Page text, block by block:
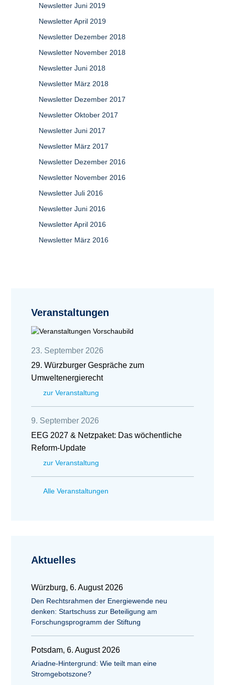
Newsletter Juni 2019
Newsletter April 2019
Newsletter Dezember 2018
Newsletter November 2018
Newsletter Juni 2018
Newsletter März 2018
Newsletter Dezember 2017
Newsletter Oktober 2017
Newsletter Juni 2017
Newsletter März 2017
Newsletter Dezember 2016
Newsletter November 2016
Newsletter Juli 2016
Newsletter Juni 2016
Newsletter April 2016
Newsletter März 2016
Veranstaltungen
23. September 2026
29. Würzburger Gespräche zum
Umweltenergierecht
zur Veranstaltung
9. September 2026
EEG 2027 & Netzpaket: Das wöchentliche
Reform-Update
zur Veranstaltung
Alle Veranstaltungen
Aktuelles
Würzburg, 6. August 2026
Den Rechtsrahmen der Energiewende neu
denken: Startschuss zur Beteiligung am
Forschungsprogramm der Stiftung
Potsdam, 6. August 2026
Ariadne-Hintergrund: Wie teilt man eine
Stromgebotszone?